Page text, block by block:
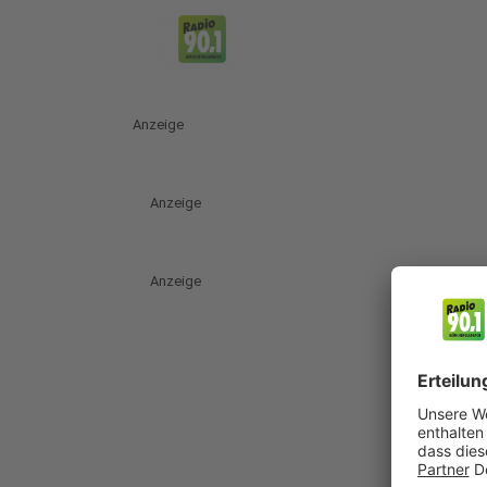
Anzeige
Anzeige
Anzeige